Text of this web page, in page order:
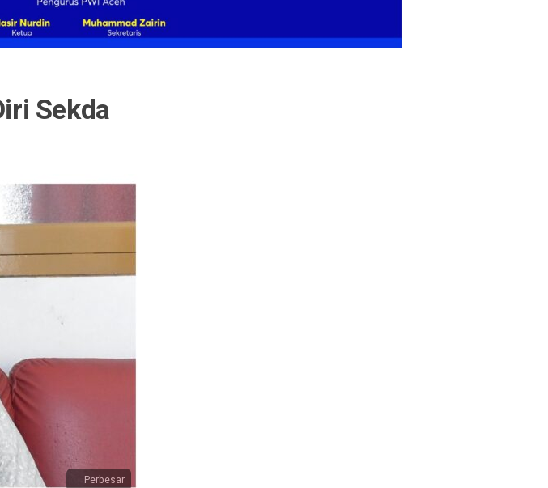
Sekda
Perbesar